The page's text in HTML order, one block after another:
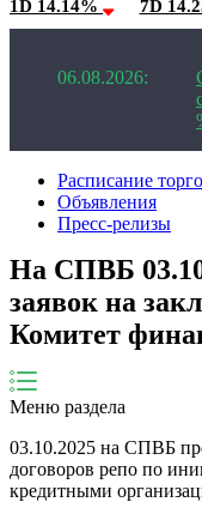
1D 14.14% 7D
06.08.2026:
Расписание
Объявления
Пресс-релизы
На СПВБ
заявок на
Комитет
Меню раздела
03.10.2025 на СПВБ
договоров репо по
кредитными